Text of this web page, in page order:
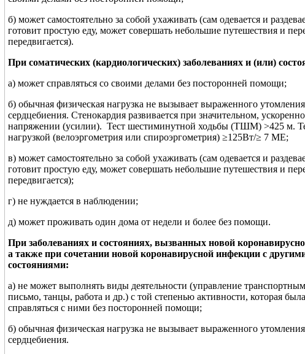
б) может самостоятельно за собой ухаживать (сам одевается и
готовит простую еду, может совершать небольшие путешествия и
передвигается).
При соматических (кардиологических) заболеваниях и (или)
а) может справляться со своими делами без посторонней помощи;
б) обычная физическая нагрузка не вызывает выраженного
сердцебиения. Стенокардия развивается при значительном,
напряжении (усилии). Тест шестиминутной ходьбы (ТШМ) >425 м.
нагрузкой (велоэргометрия или спироэргометрия) ≥125Вт/≥ 7 МЕ;
в) может самостоятельно за собой ухаживать (сам одевается и
готовит простую еду, может совершать небольшие путешествия и
передвигается);
г) не нуждается в наблюдении;
д) может проживать один дома от недели и более без помощи.
При заболеваниях и состояниях, вызванных новой
а также при сочетании новой коронавирусной инфекции с
состояниями:
а) не может выполнять виды деятельности (управление
письмо, танцы, работа и др.) с той степенью активности, которая
справляться с ними без посторонней помощи;
б) обычная физическая нагрузка не вызывает выраженного
сердцебиения.